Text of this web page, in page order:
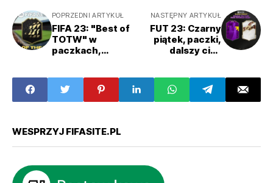
POPRZEDNI ARTYKUŁ
FIFA 23: "Best of
TOTW" w
paczkach,
NASTĘPNY ARTYKUŁ
FUT 23: Czarny
piątek, paczki,
dalszy ciąg
WESPRZYJ FIFASITE.PL